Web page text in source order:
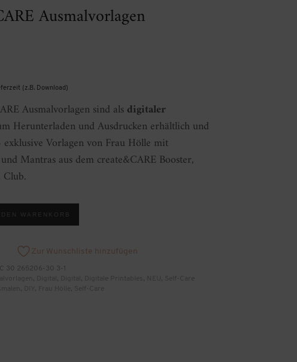
Ausmalvorlagen
(z.B. Download)
Ausmalvorlagen sind alsdigitaler
Herunterladen und Ausdrucken erhältlich und
Vorlagen von Frau Hölle mit
Mantras aus dem create&CARE Booster,
WARENKORB
Zur Wunschliste hinzufügen
30 265206-30 3-1
, , , , ,
, , ,